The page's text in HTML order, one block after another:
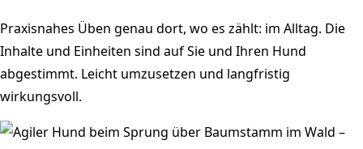
Praxisnahes Üben genau dort, wo es zählt: im Alltag. Die
Inhalte und Einheiten sind auf Sie und Ihren Hund
abgestimmt. Leicht umzusetzen und langfristig
wirkungsvoll.